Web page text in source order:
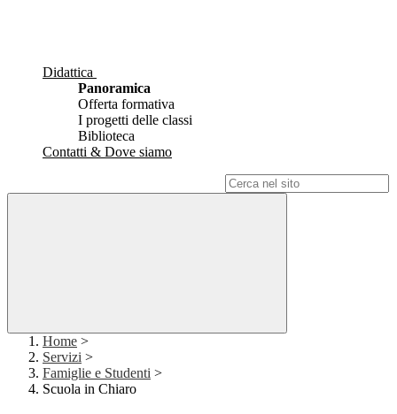
Didattica
Panoramica
Offerta formativa
I progetti delle classi
Biblioteca
Contatti & Dove siamo
Home >
Servizi >
Famiglie e Studenti >
Scuola in Chiaro